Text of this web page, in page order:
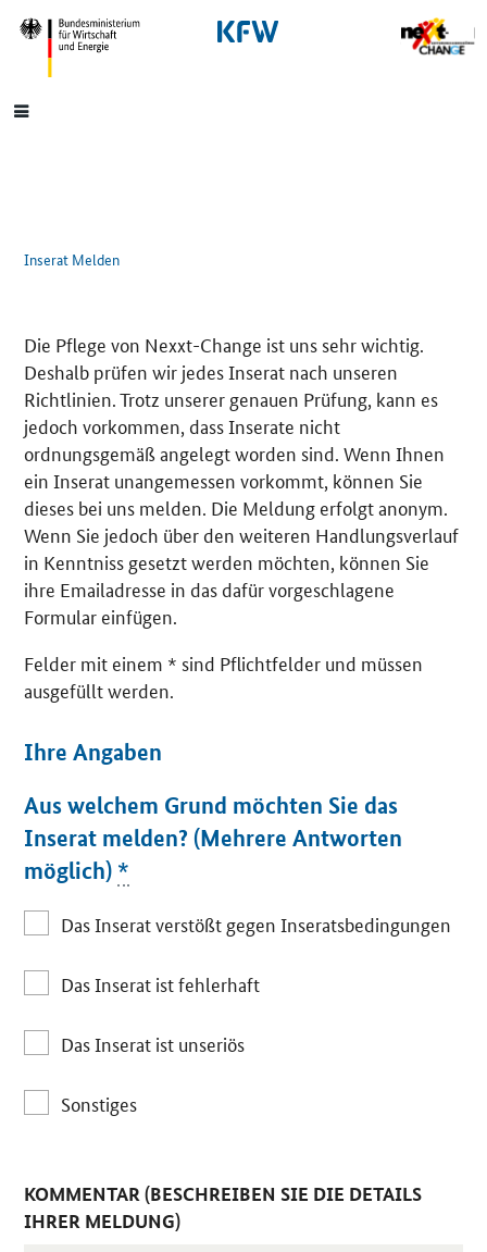
SrOnlyNavigation
Hauptmenü
Inserat Melden
Die Pflege von Nexxt-Change ist uns sehr wichtig.
Deshalb prüfen wir jedes Inserat nach unseren
Richtlinien. Trotz unserer genauen Prüfung, kann es
jedoch vorkommen, dass Inserate nicht
ordnungsgemäß angelegt worden sind. Wenn Ihnen
ein Inserat unangemessen vorkommt, können Sie
dieses bei uns melden. Die Meldung erfolgt anonym.
Wenn Sie jedoch über den weiteren Handlungsverlauf
in Kenntniss gesetzt werden möchten, können Sie
ihre Emailadresse in das dafür vorgeschlagene
Formular einfügen.
Felder mit einem * sind Pflichtfelder und müssen
ausgefüllt werden.
Ihre Angaben
Aus welchem Grund möchten Sie das
Inserat melden? (Mehrere Antworten
möglich) *
Das Inserat verstößt gegen Inseratsbedingungen
Das Inserat ist fehlerhaft
Das Inserat ist unseriös
Sonstiges
KOMMENTAR (BESCHREIBEN SIE DIE DETAILS
IHRER MELDUNG)